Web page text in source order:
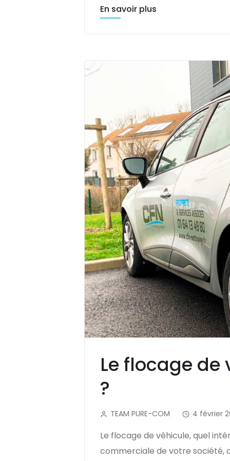
En savoir plus
Le flocage
?
TEAM PURE-COM 4 février
Le flocage de véhicule, quel
commerciale de votre société,